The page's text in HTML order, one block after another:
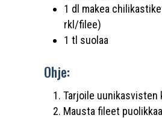
1 dl makea
rkl/filee)
1 tl suolaa
Ohje:
Tarjoile uunikasvisten
Mausta fileet